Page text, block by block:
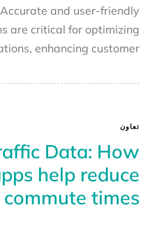
and user-friendly
are critical for optimizing
enhancing customer
تعاون
Data: How
help reduce
commute times